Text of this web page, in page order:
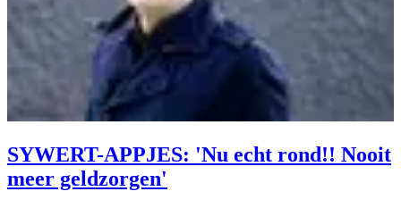
SYWERT-APPJES: 'Nu echt rond!! Nooit
meer geldzorgen'